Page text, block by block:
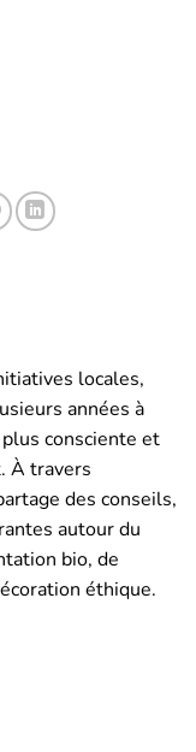
locales,
années à
consciente et
À travers
des conseils,
autour du
bio, de
éthique.